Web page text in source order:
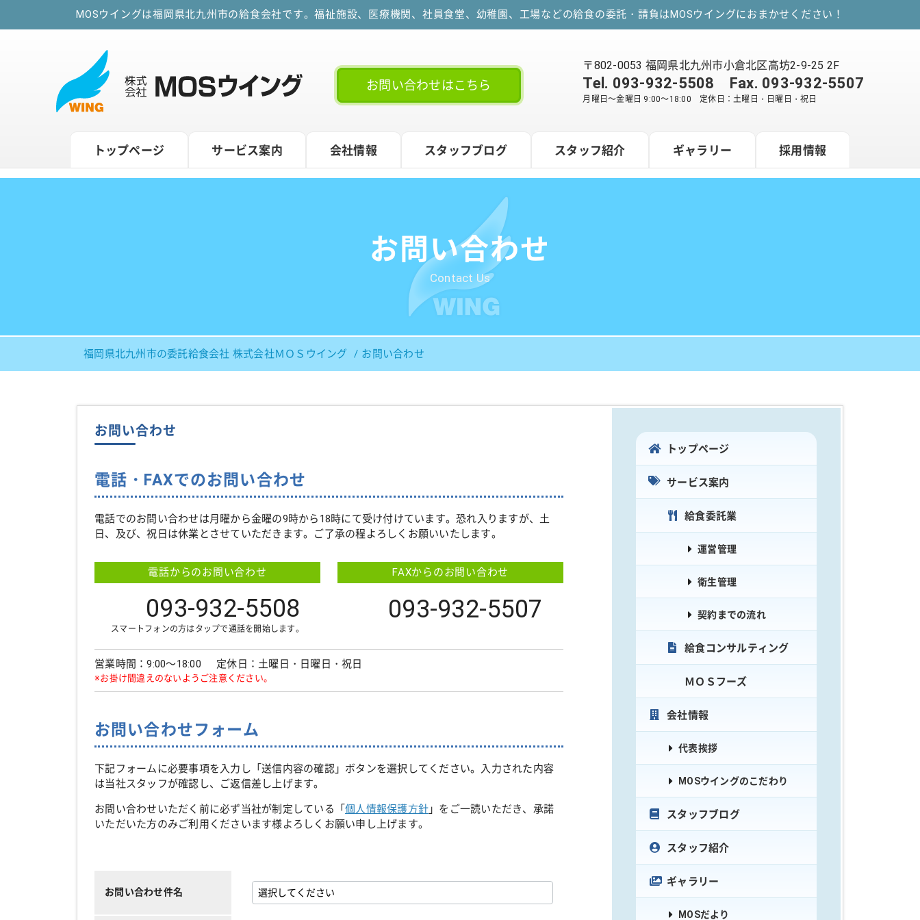
MOSウイングは福岡県北九州市の給食会社です。福祉施設、医療機関、社員食堂、幼稚園、工場などの給食の委託・請負はMOSウイングにおまかせください！
お問い合わせはこちら
〒802-0053 福岡県北九州市小倉北区高坊2-9-25 2F
Tel. 093-932-5508 Fax. 093-932-5507
月曜日～金曜日 9:00～18:00 定休日：土曜日・日曜日・祝日
トップページ サービス案内 会社情報 スタッフブログ スタッフ紹介 ギャラリー 採用情報
お問い合わせ
Contact Us
福岡県北九州市の委託給食会社 株式会社ＭＯＳウイング お問い合わせ
お問い合わせ
電話・FAXでのお問い合わせ
電話でのお問い合わせは月曜から金曜の9時から18時にて受け付けています。恐れ入りますが、土
日、及び、祝日は休業とさせていただきます。ご了承の程よろしくお願いいたします。
電話からのお問い合わせ
093-932-5508
スマートフォンの方はタップで通話を開始します。
FAXからのお問い合わせ
093-932-5507
営業時間：9:00～18:00 定休日：土曜日・日曜日・祝日
※お掛け間違えのないようご注意ください。
お問い合わせフォーム
下記フォームに必要事項を入力し「送信内容の確認」ボタンを選択してください。入力された内容
は当社スタッフが確認し、ご返信差し上げます。
お問い合わせいただく前に必ず当社が制定している「個人情報保護方針 」をご一読いただき、承諾
いただいた方のみご利用くださいます様よろしくお願い申し上げます。
お問い合わせ件名
トップページ
サービス案内
給食委託業
運営管理
衛生管理
契約までの流れ
給食コンサルティング
ＭＯＳフーズ
会社情報
代表挨拶
MOSウイングのこだわり
スタッフブログ
スタッフ紹介
ギャラリー
MOSだより